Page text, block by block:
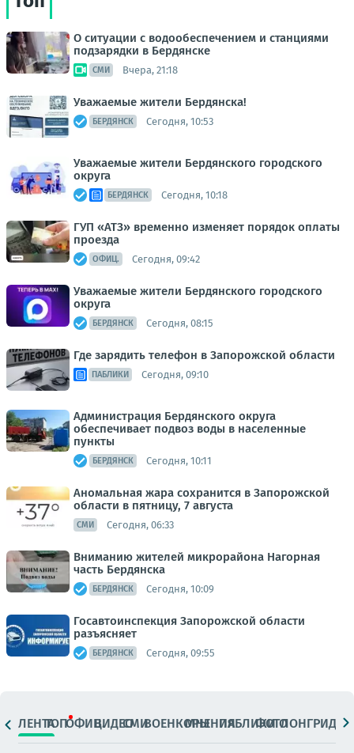
О ситуации с водообеспечением и станциями
подзарядки в Бердянске
СМИ Вчера, 21:18
Уважаемые жители Бердянска!
БЕРДЯНСК Сегодня, 10:53
Уважаемые жители Бердянского городского
округа
БЕРДЯНСК Сегодня, 10:18
ГУП «АТЗ» временно изменяет порядок оплаты
проезда
ОФИЦ. Сегодня, 09:42
Уважаемые жители Бердянского городского
округа
БЕРДЯНСК Сегодня, 08:15
Где зарядить телефон в Запорожской области
ПАБЛИКИ Сегодня, 09:10
Администрация Бердянского округа
обеспечивает подвоз воды в населенные
пункты
БЕРДЯНСК Сегодня, 10:11
Аномальная жара сохранится в Запорожской
области в пятницу, 7 августа
СМИ Сегодня, 06:33
Вниманию жителей микрорайона Нагорная
часть Бердянска
БЕРДЯНСК Сегодня, 10:09
Госавтоинспекция Запорожской области
разъясняет
БЕРДЯНСК Сегодня, 09:55
ЛЕНТАТОПОФИЦ.ВИДЕОСМИВОЕНКОРЫМНЕНИЯПАБЛИКИ
ФОТОЛОНГРИДЫ